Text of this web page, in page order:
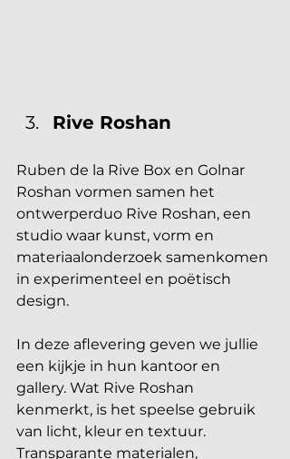
Rive Roshan
Ruben de la Rive Box en Golnar
Roshan vormen samen het
ontwerperduo Rive Roshan, een
studio waar kunst, vorm en
materiaalonderzoek samenkomen
in experimenteel en poëtisch
design.
In deze aflevering geven we jullie
een kijkje in hun kantoor en
gallery. Wat Rive Roshan
kenmerkt, is het speelse gebruik
van licht, kleur en textuur.
Transparante materialen,